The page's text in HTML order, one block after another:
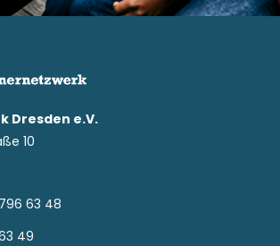
Dresden e.V.
10
63 48
49